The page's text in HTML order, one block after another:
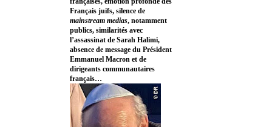
Français juifs, silence de
mainstream medias, notamment
publics, similarités avec
l’assassinat de Sarah Halimi,
absence de message du Président
Emmanuel Macron et de
dirigeants communautaires
français…